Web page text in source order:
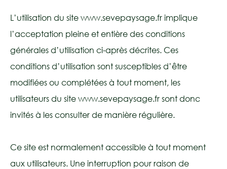
L’utilisation du site www.sevepaysage.fr implique
l’acceptation pleine et entière des conditions
générales d’utilisation ci-après décrites. Ces
conditions d’utilisation sont susceptibles d’être
modifiées ou complétées à tout moment, les
utilisateurs du site www.sevepaysage.fr sont donc
invités à les consulter de manière régulière.
Ce site est normalement accessible à tout moment
aux utilisateurs. Une interruption pour raison de